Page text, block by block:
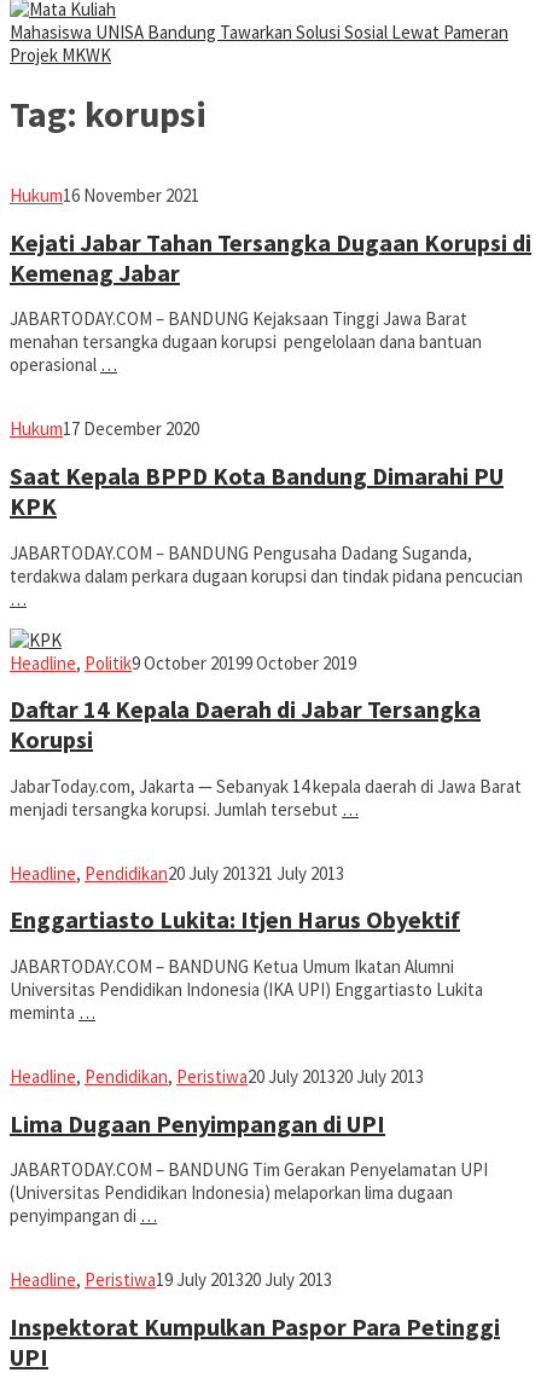
Mahasiswa UNISA Bandung Tawarkan Solusi Sosial Lewat Pameran
Projek MKWK
Tag: korupsi
HukumAvila
16 November 2021
Kejati Jabar Tahan Tersangka Dugaan Korupsi di
Kemenag Jabar
JABARTODAY.COM – BANDUNG Kejaksaan Tinggi Jawa Barat
menahan tersangka dugaan korupsi pengelolaan dana bantuan
operasional …
HukumEddy
17 December 2020
Saat Kepala BPPD Kota Bandung Dimarahi PU
KPK
JABARTODAY.COM – BANDUNG Pengusaha Dadang Suganda,
terdakwa dalam perkara dugaan korupsi dan tindak pidana pencucian
…
Headline, PolitikJabar
9 October 20199 October 2019
Daftar 14 Kepala Daerah di Jabar Tersangka
Korupsi
JabarToday.com, Jakarta — Sebanyak 14 kepala daerah di Jawa Barat
menjadi tersangka korupsi. Jumlah tersebut …
Headline, Pendidikanfahruszf
20 July 201321 July 2013
Enggartiasto Lukita: Itjen Harus Obyektif
JABARTODAY.COM – BANDUNG Ketua Umum Ikatan Alumni
Universitas Pendidikan Indonesia (IKA UPI) Enggartiasto Lukita
meminta …
Headline, Pendidikan, Peristiwafahruszf
20 July 201320 July 2013
Lima Dugaan Penyimpangan di UPI
JABARTODAY.COM – BANDUNG Tim Gerakan Penyelamatan UPI
(Universitas Pendidikan Indonesia) melaporkan lima dugaan
penyimpangan di …
Headline, Peristiwafahruszf
19 July 201320 July 2013
Inspektorat Kumpulkan Paspor Para Petinggi
UPI